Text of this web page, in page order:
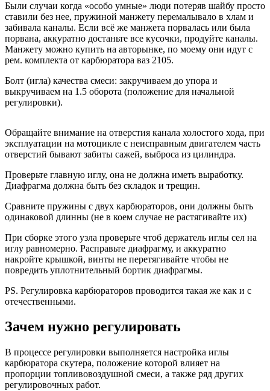
Были случаи когда «особо умные» люди потеряв шайбу просто
ставили без нее, пружиной манжету перемалывало в хлам и
забивала каналы. Если всё же манжета порвалась или была
порвана, аккуратно достаньте все кусочки, продуйте каналы.
Манжету можно купить на авторынке, по моему они идут с
рем. комплекта от карбюратора ваз 2105.
Болт (игла) качества смеси: закручиваем до упора и
выкручиваем на 1.5 оборота (положение для начальной
регулировки).
Обращайте внимание на отверстия канала холостого хода, при
эксплуатации на мотоцикле с неисправным двигателем часть
отверстий бывают забиты сажей, выброса из цилиндра.
Проверьте главную иглу, она не должна иметь выработку.
Диафрагма должна быть без складок и трещин.
Сравните пружины с двух карбюраторов, они должны быть
одинаковой длинны (не в коем случае не растягивайте их)
При сборке этого узла проверьте чтоб держатель иглы сел на
иглу равномерно. Расправьте диафрагму, и аккуратно
накройте крышкой, винты не перетягивайте чтобы не
повредить уплотнительный бортик диафрагмы.
PS. Регулировка карбюраторов проводится такая же как и с
отечественными.
Зачем нужно регулировать
В процессе регулировки выполняется настройка иглы
карбюратора скутера, положение которой влияет на
пропорции топливовоздушной смеси, а также ряд других
регулировочных работ.